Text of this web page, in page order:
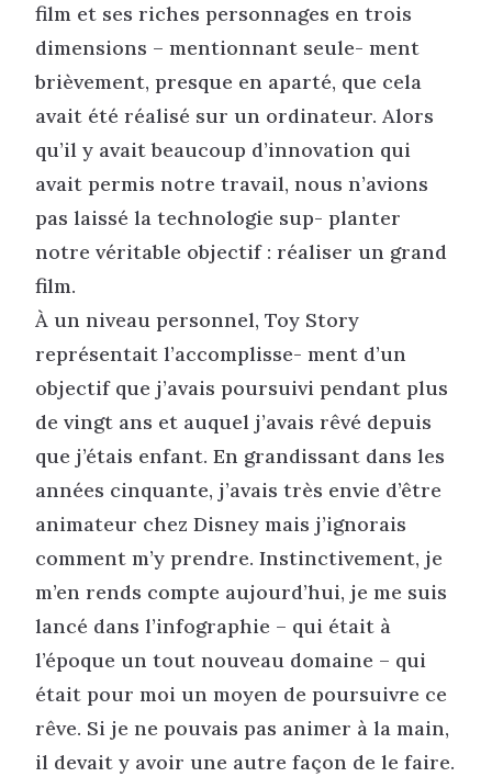
film et ses riches personnages en trois
dimensions – mentionnant seule- ment
brièvement, presque en aparté, que cela
avait été réalisé sur un ordinateur. Alors
qu’il y avait beaucoup d’innovation qui
avait permis notre travail, nous n’avions
pas laissé la technologie sup- planter
notre véritable objectif : réaliser un grand
film.
À un niveau personnel, Toy Story
représentait l’accomplisse- ment d’un
objectif que j’avais poursuivi pendant plus
de vingt ans et auquel j’avais rêvé depuis
que j’étais enfant. En grandissant dans les
années cinquante, j’avais très envie d’être
animateur chez Disney mais j’ignorais
comment m’y prendre. Instinctivement, je
m’en rends compte aujourd’hui, je me suis
lancé dans l’infographie – qui était à
l’époque un tout nouveau domaine – qui
était pour moi un moyen de poursuivre ce
rêve. Si je ne pouvais pas animer à la main,
il devait y avoir une autre façon de le faire.